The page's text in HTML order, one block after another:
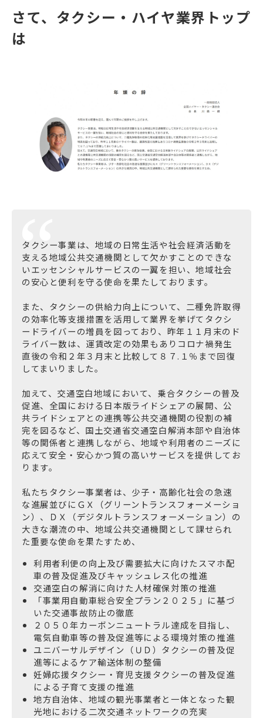
さて、タクシー・ハイヤ業界トップ
は
タクシー事業は、地域の日常生活や社会経済活動を
支える地域公共交通機関として欠かすことのできな
いエッセンシャルサービスの一翼を担い、地域社会
の安心と便利を守る使命を果たしております。
また、タクシーの供給力向上について、二種免許取得
の効率化等支援措置を活用して業界を挙げてタクシ
ードライバーの増員を図っており、昨年１１月末のド
ライバー数は、運賃改定の効果もありコロナ禍発生
直後の令和２年３月末と比較して８７.１％まで回復
してまいりました。
加えて、交通空白地域において、乗合タクシーの普及
促進、全国における日本版ライドシェアの展開、公
共ライドシェアとの連携等公共交通機関の役割の補
完を図るなど、国土交通省交通空白解消本部や自治体
等の関係者と連携しながら、地域や利用者のニーズに
応えて安全・安心かつ質の高いサービスを提供してお
ります。
私たちタクシー事業者は、少子・高齢化社会の急速
な進展並びにＧＸ（グリーントランスフォーメーショ
ン）、ＤＸ（デジタルトランスフォーメーション）の
大きな潮流の中、地域公共交通機関として課せられ
た重要な使命を果たすため、
利用者利便の向上及び需要拡大に向けたスマホ配
車の普及促進及びキャッシュレス化の推進
交通空白の解消に向けた人材確保対策の推進
「事業用自動車総合安全プラン２０２５」に基づ
いた交通事故防止の徹底
２０５０年カーボンニュートラル達成を目指し、
電気自動車等の普及促進等による環境対策の推進
ユニバーサルデザイン（ＵＤ）タクシーの普及促
進等によるケア輸送体制の整備
妊婦応援タクシー・育児支援タクシーの普及促進
による子育て支援の推進
地方自治体、地域の観光事業者と一体となった観
光地における二次交通ネットワークの充実